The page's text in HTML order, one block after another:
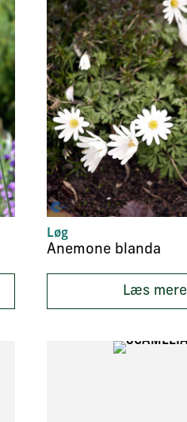
Løg
Anemone blanda
Læs mere